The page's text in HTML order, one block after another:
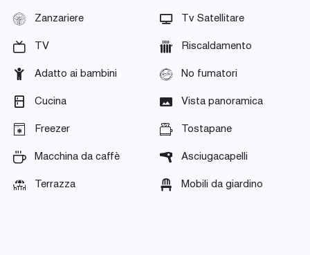
Zanzariere Tv Satellitare
TV Riscaldamento
Adatto ai bambini No fumatori
Cucina Vista panoramica
Freezer Tostapane
Macchina da caffè Asciugacapelli
Terrazza Mobili da giardino